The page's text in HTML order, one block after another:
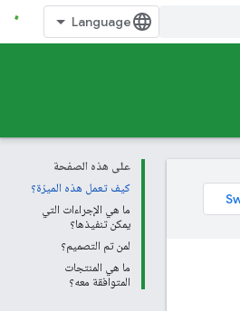
على هذه الصفحة
كيف تعمل هذه الميزة؟
ما هي الإجراءات التي
يمكن تنفيذها؟
لمن تم التصميم؟
ما هي المنتجات
المتوافقة معه؟